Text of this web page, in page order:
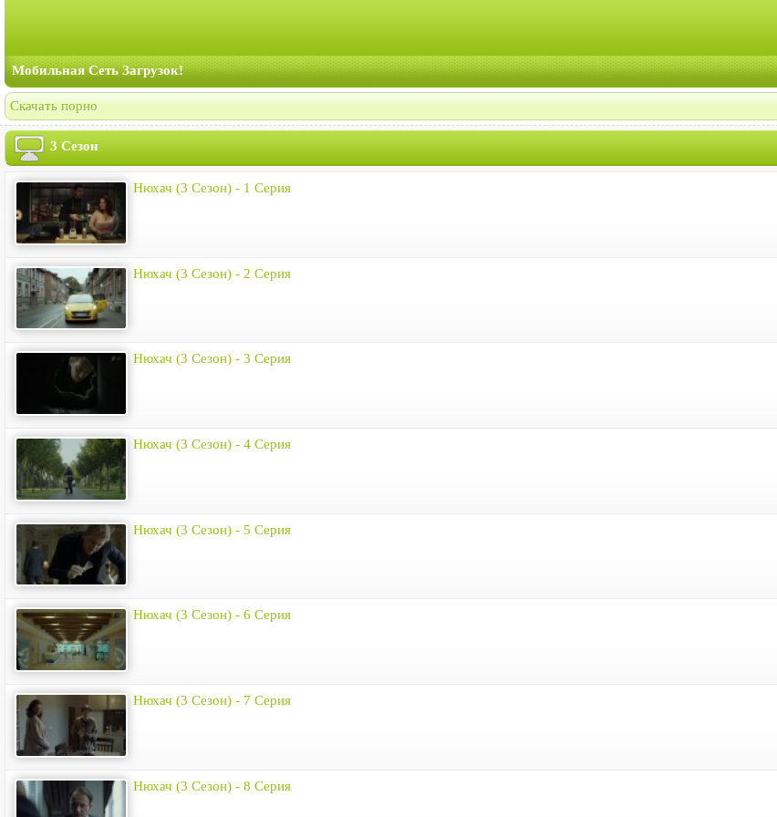
Мобильная Сеть Загрузок!
Скачать порно
3 Сезон
Нюхач (3 Сезон) - 1 Серия
Нюхач (3 Сезон) - 2 Серия
Нюхач (3 Сезон) - 3 Серия
Нюхач (3 Сезон) - 4 Серия
Нюхач (3 Сезон) - 5 Серия
Нюхач (3 Сезон) - 6 Серия
Нюхач (3 Сезон) - 7 Серия
Нюхач (3 Сезон) - 8 Серия